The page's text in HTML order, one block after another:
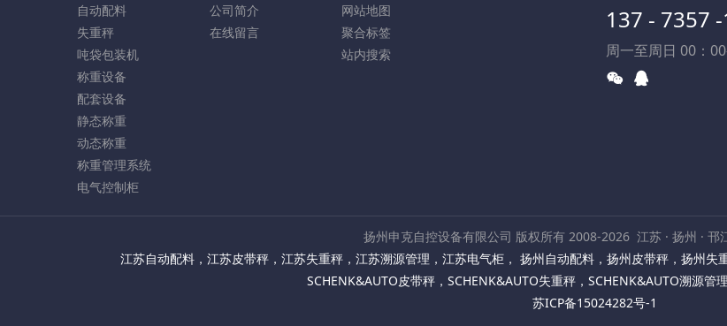
自动配料
失重秤
吨袋包装机
称重设备
配套设备
静态称重
动态称重
称重管理系统
电气控制柜
公司简介
在线留言
网站地图
聚合标签
站内搜索
137 - 7357
周一至周日 00：
扬州申克自控设备有限公司 版权所有 2008-2026 江苏 · 扬州 · 邗
江苏自动配料， 江苏皮带秤， 江苏失重秤， 江苏溯源管理 ， 江苏电气柜， 扬州自动配料， 扬州皮带秤， 扬州失
SCHENK&AUTO皮带秤 ， SCHENK&AUTO失重秤 ， SCHENK&AUTO溯源管理
苏ICP备15024282号-1